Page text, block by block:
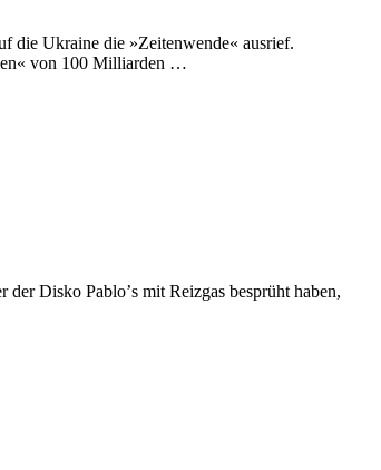
die Ukraine die »Zeitenwende« ausrief.
von 100 Milliarden …
Disko Pabloʼs mit Reizgas besprüht haben,